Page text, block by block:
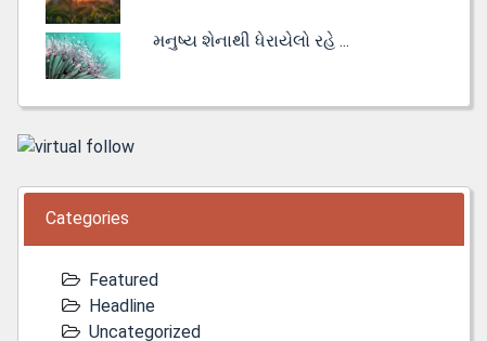
મનુષ્ય શેનાથી ધેરાયેલો રહે ...
Categories
Featured
Headline
Uncategorized